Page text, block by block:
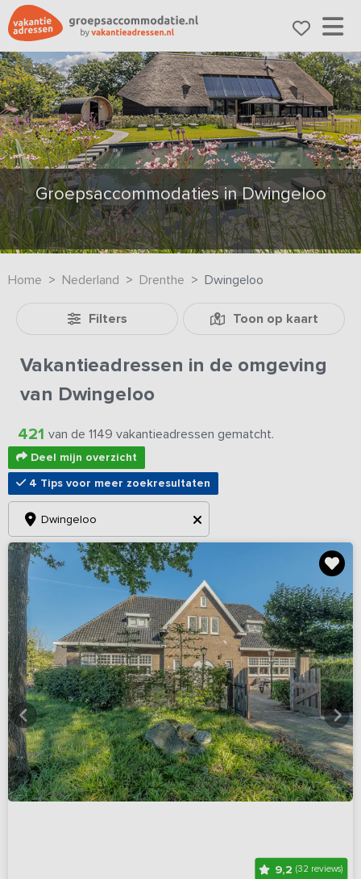
Groepsaccommodaties in Dwingeloo
Home Nederland Drenthe Dwingeloo
Filters Toon op kaart
Vakantieadressen in de omgeving
van Dwingeloo
421 van de 1149 vakantieadressen gematcht.
Deel mijn overzicht
4 Tips voor meer zoekresultaten
Dwingeloo
9,2 (32 reviews)